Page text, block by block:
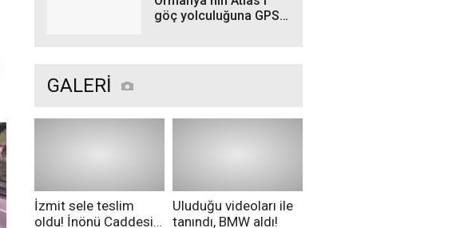
göç yolculuğuna GPS
GALERİ
İzmit sele teslim
oldu! İnönü Caddesi
Uluduğu videoları ile
tanındı, BMW aldı!